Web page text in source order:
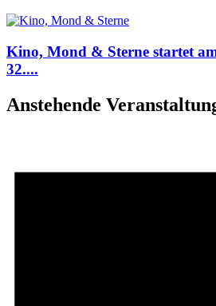
Kino, Mond & Sterne startet
32....
Anstehende